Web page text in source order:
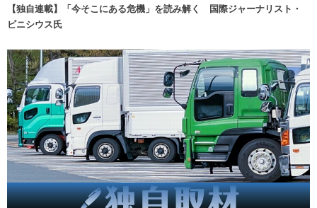
【独自連載】「今そこにある危機」を読み解く 国際ジャーナリスト・
ビニシウス氏